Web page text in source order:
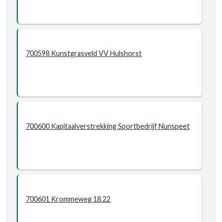
700598 Kunstgrasveld VV Hulshorst
700600 Kapitaalverstrekking Sportbedrijf Nunspeet
700601 Krommeweg 18 22